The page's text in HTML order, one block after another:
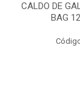
MOLHO